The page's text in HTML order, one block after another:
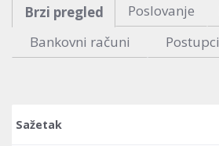
Brzi pregled Poslovanje
Bankovni računi
Postupci
Sažetak